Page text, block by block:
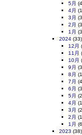
5月
4月
3月
2月
1月
2024 (33)
12月
11月
10月
9月
8月
7月
6月
5月
4月
3月
2月
1月
2023 (38)